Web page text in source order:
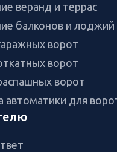
веранд и террас
балконов и лоджий
ворот
ворот
ворот
автоматики для